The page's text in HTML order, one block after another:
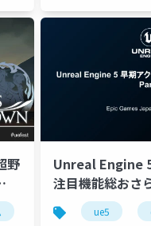
ue-optimize
野
unreal fest extreme
Unreal Engine
注目機能総おさ
2【CEDEC 2021
ue5